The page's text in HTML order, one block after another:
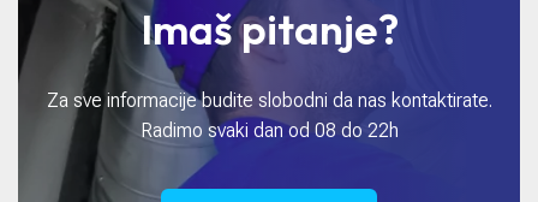
Imaš pitanje?
Za sve informacije budite slobodni da nas kontaktirate.
Radimo svaki dan od 08 do 22h